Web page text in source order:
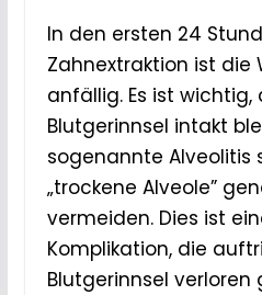
In den ersten 24
Zahnextraktion ist die
anfällig. Es ist wichtig,
Blutgerinnsel intakt
sogenannte Alveolitis
„trockene Alveole”
vermeiden. Dies ist
Komplikation, die
Blutgerinnsel verloren